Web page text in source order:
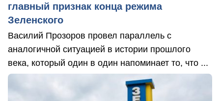
главный признак конца режима
Зеленского
Василий Прозоров провел параллель с
аналогичной ситуацией в истории прошлого
века, который один в один напоминает то, что ...